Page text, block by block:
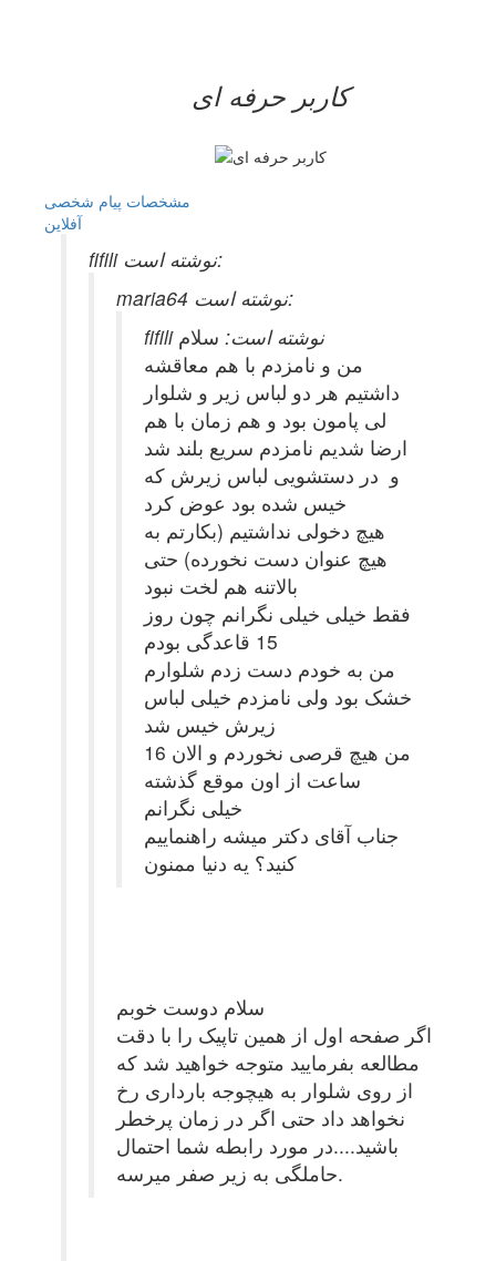
کاربر حرفه ای
مشخصات پیام شخصی
آفلاين
fifili نوشته است:
maria64 نوشته است:
fifili نوشته است: سلام
من و نامزدم با هم معاقشه
داشتیم هر دو لباس زیر و شلوار
لی پامون بود و هم زمان با هم
ارضا شدیم نامزدم سریع بلند شد
و در دستشویی لباس زیرش که
خیس شده بود عوض کرد
هیچ دخولی نداشتیم (بکارتم به
هیچ عنوان دست نخورده) حتی
بالاتنه هم لخت نبود
فقط خیلی خیلی نگرانم چون روز
15 قاعدگی بودم
من به خودم دست زدم شلوارم
خشک بود ولی نامزدم خیلی لباس
زیرش خیس شد
من هیچ قرصی نخوردم و الان 16
ساعت از اون موقع گذشته
خیلی نگرانم
جناب آقای دکتر میشه راهنماییم
کنید؟ یه دنیا ممنون
سلام دوست خوبم
اگر صفحه اول از همین تاپیک را با دقت
مطالعه بفرمایید متوجه خواهید شد که
از روی شلوار به هیچوجه بارداری رخ
نخواهد داد حتی اگر در زمان پرخطر
باشید....در مورد رابطه شما احتمال
حاملگی به زیر صفر میرسه.